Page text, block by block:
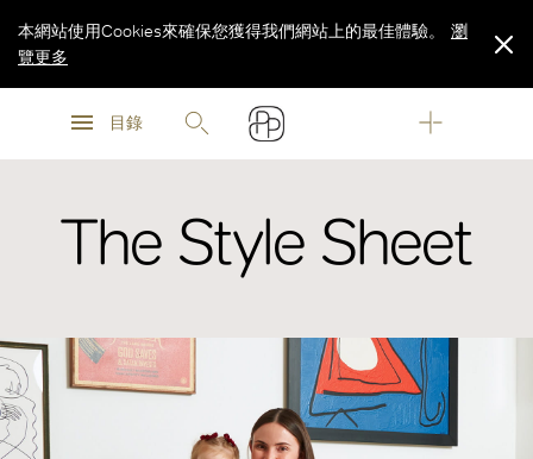
瀏
目錄
本網站使用Cookies來確保您獲得我們網站上的最佳體驗。
瀏
覽更多
The Style Sheet